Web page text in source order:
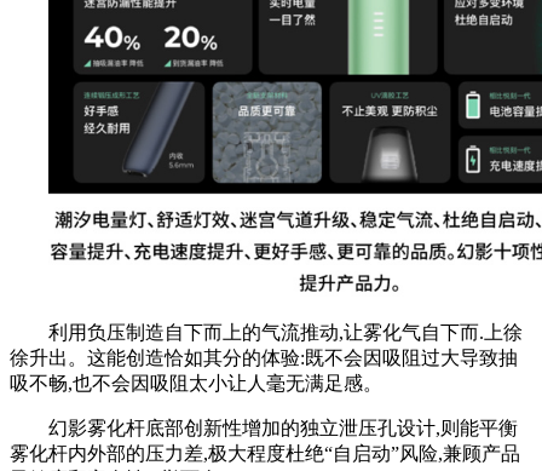
利用负压制造自下而上的气流推动,让雾化气自下而.上徐
徐升出。这能创造恰如其分的体验:既不会因吸阻过大导致抽
吸不畅,也不会因吸阻太小让人毫无满足感。
幻影雾化杆底部创新性增加的独立泄压孔设计,则能平衡
雾化杆内外部的压力差,极大程度杜绝“自启动”风险,兼顾产品